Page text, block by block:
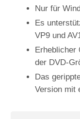
Nur für
Es
VP9 und
Erheblicher
der DVD-
Das
Version mit